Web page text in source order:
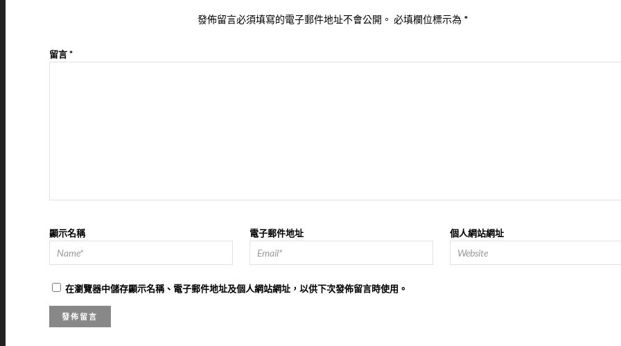
發佈留言必須填寫的電子郵件地址不會公開。 必填欄位標示為 *
留言*
顯示名稱 電子郵件地址 個人網站網址
在瀏覽器中儲存顯示名稱、電子郵件地址及個人網站網址，以供下次發佈留言時使用。